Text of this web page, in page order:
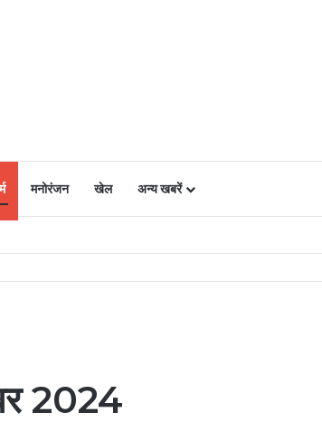
मनोरंजन खेल अन्य खबरें
नैनो डीएपी और नैनो यूरिया बने किसानों के भरोसेमंद कृषि साथी…..
2024